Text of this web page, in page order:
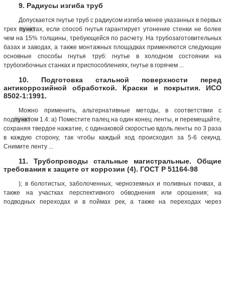
9. Радиусы изгиба труб
Допускается гнутье труб с радиусом изгиба менее указанных в первых
трех пунктах, если способ гнутья гарантирует утонение стенки не более
чем на 15% толщины, требующейся по расчету. На трубозаготовительных
базах и заводах, а также монтажных площадках применяются следующие
основные способы гнутья труб: гнутье в холодном состоянии на
трубогибочных станках и приспособлениях, гнутье в горячем ...
10. Подготовка стальной поверхности перед
антикоррозийной обработкой. Краски и покрытия. ИСО
8502-1:1991.
Можно применить, альтернативные методы, в соответствии с
подпунктом 1.4: а) Поместите палец на один конец ленты, и перемещайте,
сохраняя твердое нажатие, с одинаковой скоростью вдоль ленты по 3 раза
в каждую сторону, так чтобы каждый ход происходил за 5-6 секунд.
Снимите ленту ...
11. Трубопроводы стальные магистральные. Общие
требования к защите от коррозии (4). ГОСТ Р 51164-98
); в болотистых, заболоченных, черноземных и поливных почвах, а
также на участках перспективного обводнения или орошения; на
подводных переходах и в поймах рек, а также на переходах через